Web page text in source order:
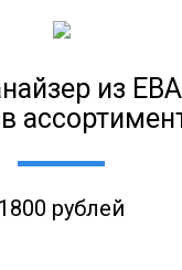
из ЕВА
1800 рублей